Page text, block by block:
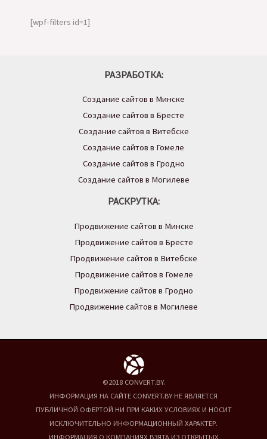
[wpf-filters id=1]
РАЗРАБОТКА:
Создание сайтов в Минске
Создание сайтов в Бресте
Создание сайтов в Витебске
Создание сайтов в Гомеле
Создание сайтов в Гродно
Создание сайтов в Могилеве
РАСКРУТКА:
Продвижение сайтов в Минске
Продвижение сайтов в Бресте
Продвижение сайтов в Витебске
Продвижение сайтов в Гомеле
Продвижение сайтов в Гродно
Продвижение сайтов в Могилеве
©2018 CONVERT.BY.
ИНФОРМАЦИЯ НА САЙТЕ CONVERT.BY НЕ ЯВЛЯЕТСЯ
ПУБЛИЧНОЙ ОФЕРТОЙ НИ ПРИ КАКИХ УСЛОВИЯХ И НОСИТ
ИСКЛЮЧИТЕЛЬНО ИНФОРМАЦИОННЫЙ ХАРАКТЕР.
ИНФОРМАЦИЯ О КОМПАНИЯХ ВЗЯТА ИЗ ОТКРЫТЫХ